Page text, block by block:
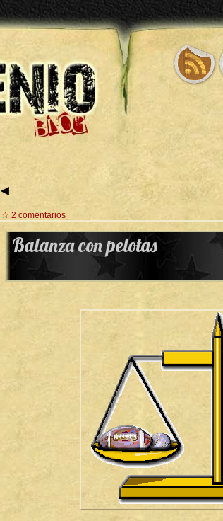
◄
☆ 2 comentarios
Balanza con pelotas